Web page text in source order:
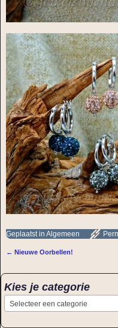
Geplaatst in Algemeen
← Nieuwe Oorbellen!
Kies je categorie
Selecteer een categorie